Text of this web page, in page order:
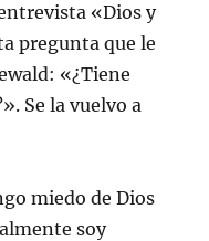
«Dios y
pregunta que le
«¿Tiene
Se la vuelvo a
miedo de Dios
soy